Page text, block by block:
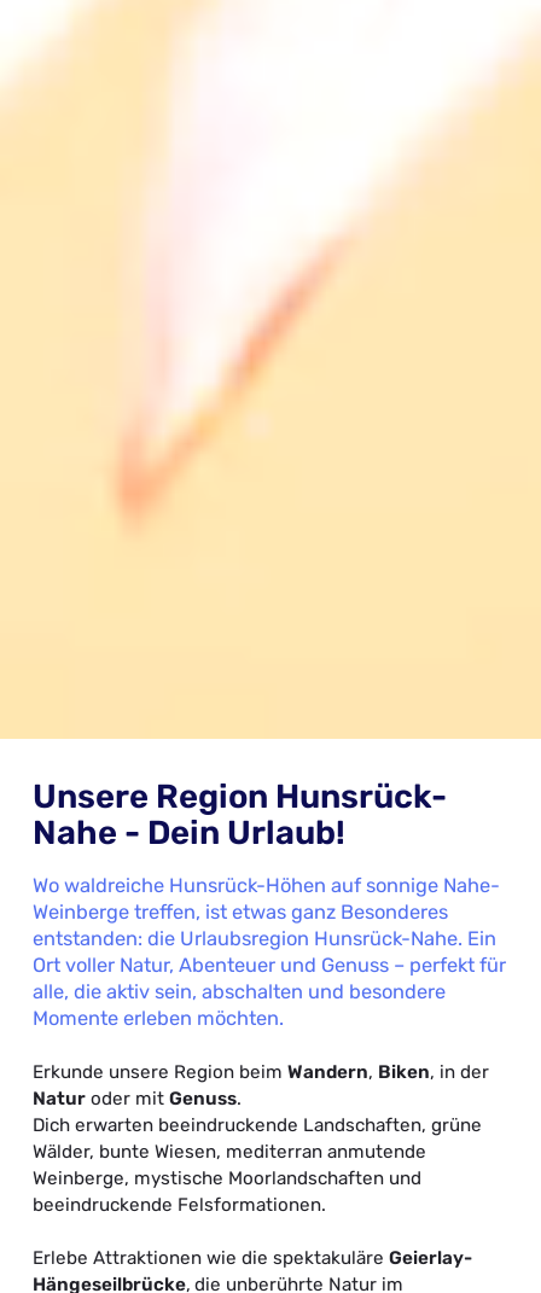
Unsere Region Hunsrück-
Nahe - Dein Urlaub!
Wo waldreiche Hunsrück-Höhen auf sonnige Nahe-
Weinberge treffen, ist etwas ganz Besonderes
entstanden: die Urlaubsregion Hunsrück-Nahe. Ein
Ort voller Natur, Abenteuer und Genuss – perfekt für
alle, die aktiv sein, abschalten und besondere
Momente erleben möchten.
Erkunde unsere Region beimWandern, Biken, in der
Natur oder mitGenuss.
Dich erwarten beeindruckende Landschaften, grüne
Wälder, bunte Wiesen, mediterran anmutende
Weinberge, mystische Moorlandschaften und
beeindruckende Felsformationen.
Erlebe Attraktionen wie die spektakuläreGeierlay-
Hängeseilbrücke, die unberührte Natur im